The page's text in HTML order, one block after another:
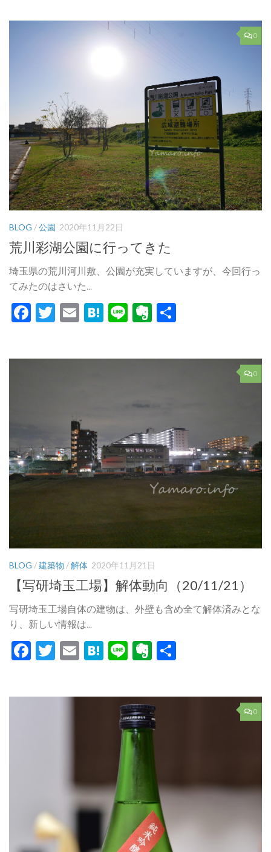
0
BLOG /公園 2020年11月22日
荒川彩湖公園に行ってきた
埼玉県の荒川河川敷、公園が充実していますが、今回行っ
てみたのはさいた...
Facebook
Twitter
EmailHatena
LineEvernote
0
BLOG /建築物 /解体 2020年11月21日
【写研埼玉工場】解体動向（20/11/21）
写研埼玉工場自体の建物は、外壁も含め全て解体済みとな
り、新しい情報は...
Facebook
Twitter
EmailHatena
LineEvernote
0